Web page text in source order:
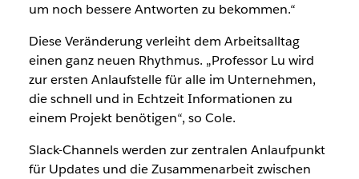
um noch bessere Antworten zu bekommen.“
Diese Veränderung verleiht dem Arbeitsalltag
einen ganz neuen Rhythmus. „Professor Lu wird
zur ersten Anlaufstelle für alle im Unternehmen,
die schnell und in Echtzeit Informationen zu
einem Projekt benötigen“, so Cole.
Slack-Channels werden zur zentralen Anlaufpunkt
für Updates und die Zusammenarbeit zwischen